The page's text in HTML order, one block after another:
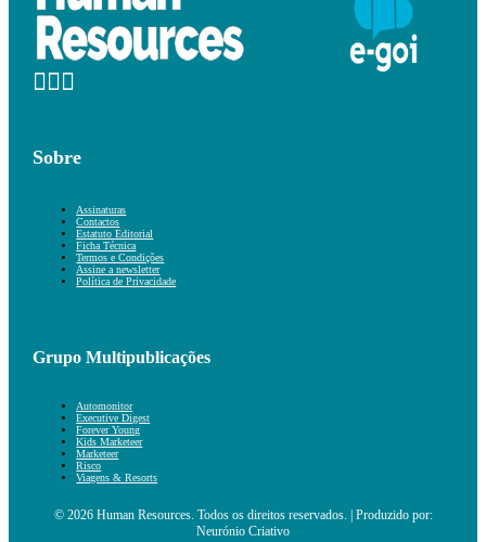
Sobre
Assinaturas
Contactos
Estatuto Editorial
Ficha Técnica
Termos e Condições
Assine a newsletter
Política de Privacidade
Grupo Multipublicações
Automonitor
Executive Digest
Forever Young
Kids Marketeer
Marketeer
Risco
Viagens & Resorts
© 2026 Human Resources. Todos os direitos reservados. | Produzido por:
Neurónio Criativo